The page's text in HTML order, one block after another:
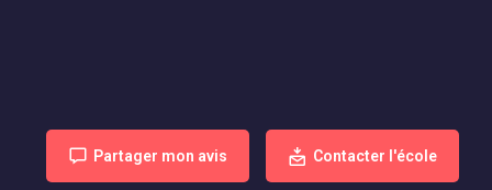
Partager mon avis Contacter l'école